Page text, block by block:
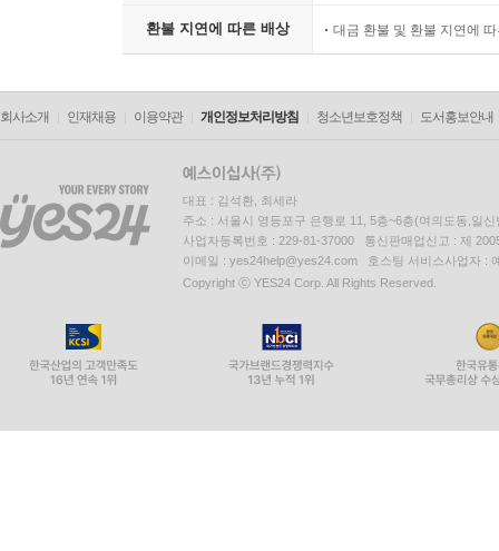
환불 지연에 따른 배상 대금 환불 및 환불 지연에
회사소개 인재채용 이용약관 개인정보처리방침 청소년보호정책 도서홍보안내
대표 : 김석환, 최세라
주소 : 서울시 영등포구 은행로 11, 5층~6층(여의도동,일신
사업자등록번호 : 229-81-37000 통신판매업신고 : 제
이메일 : yes24help@yes24.com 호스팅 서비스사업자 :
Copyright ⓒ YES24 Corp. All Rights Reserved.